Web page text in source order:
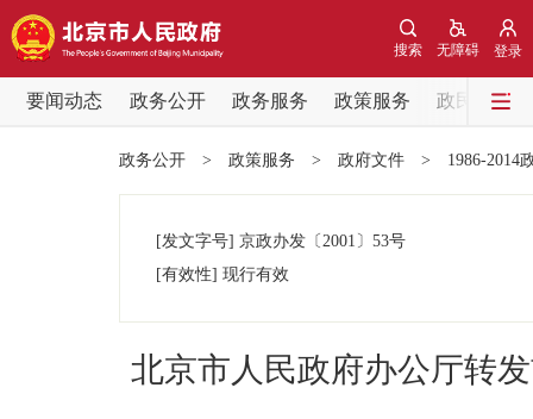
登录
无障碍
搜索
要闻动态 政务公开 政务服务 政策服务
政民互动
党中央精神
政务公开 > 政策服务 > 政府文件 > 1986-2014
[发文字号] 京政办发 〔2001〕 53号
[有效性] 现行有效
北京市人民政府办公厅转